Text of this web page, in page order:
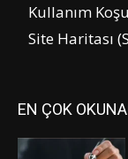
Kullanım
Site Haritası
EN ÇOK